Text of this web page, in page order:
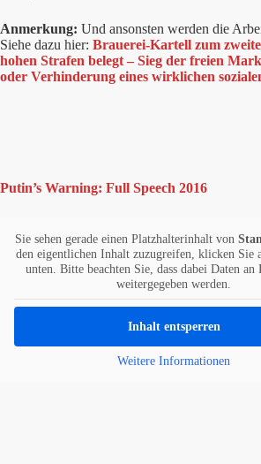
Anmerkung: Und ansonsten werden die
Siehe dazu hier: Brauerei-Kartell zum
hohen Strafen belegt – Sieg der freien
oder Verhinderung eines wirklichen
Putin’s Warning: Full Speech 2016
Sie sehen gerade einen Platzhalterinhalt von
den eigentlichen Inhalt zuzugreifen, klicken Sie
unten. Bitte beachten Sie, dass dabei Daten
weitergegeben werden.
Inhalt entsperren
Weitere Informationen